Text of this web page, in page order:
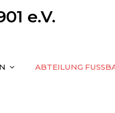
e.V.
ABTEILUNG